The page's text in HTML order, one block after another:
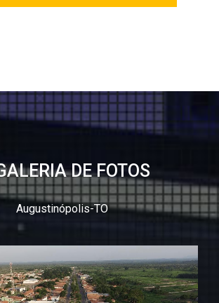
DE FOTOS
Augustinópolis-TO